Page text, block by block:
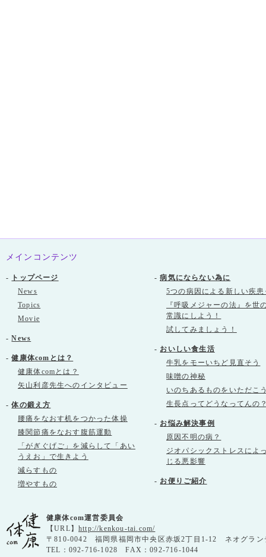
メインコンテンツ
-
トップページ
News
Topics
Movie
-News
-健康体comとは？
健康体comとは？
矢山利彦先生へのインタビュー
-体の鍛え方
腰痛をなおす机をつかった体操
膝関節痛をなおす腹筋運動
「がぎぐげご」を減らして「あい
うえお」で生きよう
減らすもの
増やすもの
-病気にならない為に
5つの病因による新しい疾
『呼吸メジャーの法』を世
常識にしよう！
試してみましょう！
- おいしい食生活
牛乳をモーいちど見直そう
味噌の神秘
いのちあるものをいただこ
生長点ってどうなってんの
- お悩み解決事例
原因不明の病？
ジオパシックストレスによ
じる悪影響
- お便りご紹介
健康体com運営委員会
【URL】 http://kenkou-tai.com/
〒810-0042 福岡県福岡市中央区赤坂2丁目1-12 ネオグラン
TEL：092-716-1028 FAX：092-716-1044